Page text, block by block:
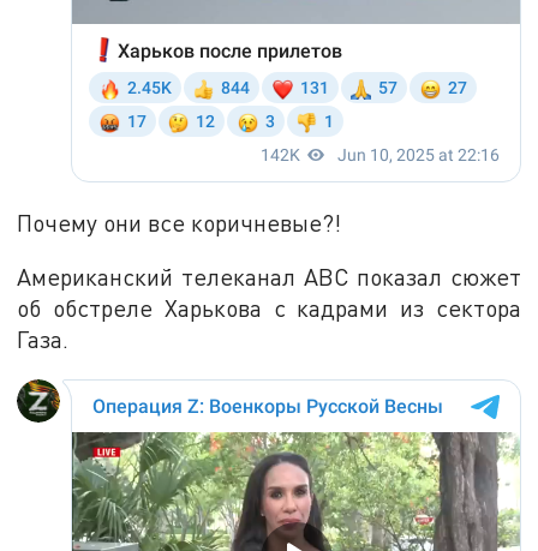
Почему они все коричневые?!
Американский телеканал ABC показал сюжет
об обстреле Харькова с кадрами из сектора
Газа.